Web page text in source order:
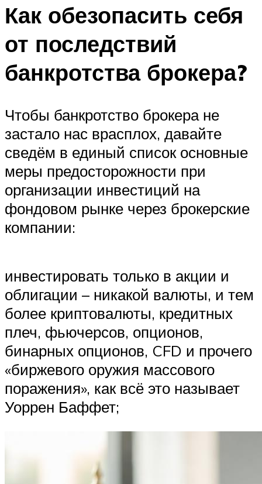
Как обезопасить себя
от последствий
банкротства брокера?
Чтобы банкротство брокера не
застало нас врасплох, давайте
сведём в единый список основные
меры предосторожности при
организации инвестиций на
фондовом рынке через брокерские
компании:
инвестировать только в акции и
облигации – никакой валюты, и тем
более криптовалюты, кредитных
плеч, фьючерсов, опционов,
бинарных опционов, CFD и прочего
«биржевого оружия массового
поражения», как всё это называет
Уоррен Баффет;